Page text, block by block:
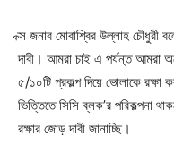
ক্স জনাব মোবাশ্বির উল্লাহ চৌধুরী
দাবী। আমরা চাই এ পর্যন্ত আমরা
৫/১০টি প্রকল্প দিয়ে ভোলাকে রক্ষা
ভিত্তিতে সিসি ব্লক’র পরিকল্পনা
রক্ষার জোড় দাবী জানাচ্ছি।